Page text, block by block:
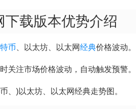
载版本优势介绍
币 、以太坊、以太网经典价格波动。
关注市场价格波动，自动触发预警。
、)以太坊、以太网经典走势图。